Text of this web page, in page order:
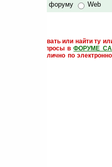
по сайту и форуму
Web
как использовать или найти ту
свои вопросы вФОРУМЕ
автор сайта лично по